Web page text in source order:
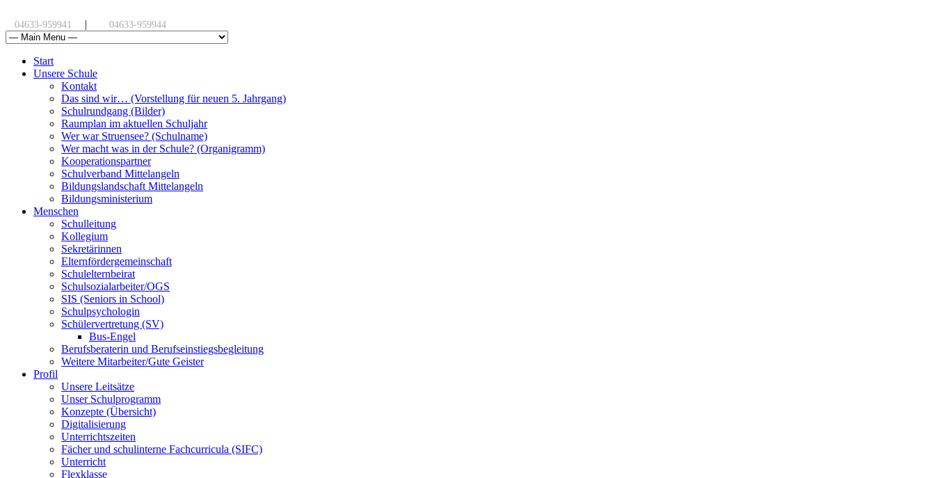
04633-959941 | 04633-959944
Start
Unsere Schule
Kontakt
Das sind wir… (Vorstellung für neuen 5. Jahrgang)
Schulrundgang (Bilder)
Raumplan im aktuellen Schuljahr
Wer war Struensee? (Schulname)
Wer macht was in der Schule? (Organigramm)
Kooperationspartner
Schulverband Mittelangeln
Bildungslandschaft Mittelangeln
Bildungsministerium
Menschen
Schulleitung
Kollegium
Sekretärinnen
Elternfördergemeinschaft
Schulelternbeirat
Schulsozialarbeiter/OGS
SIS (Seniors in School)
Schulpsychologin
Schülervertretung (SV)
Bus-Engel
Berufsberaterin und Berufseinstiegsbegleitung
Weitere Mitarbeiter/Gute Geister
Profil
Unsere Leitsätze
Unser Schulprogramm
Konzepte (Übersicht)
Digitalisierung
Unterrichtszeiten
Fächer und schulinterne Fachcurricula (SIFC)
Unterricht
Flexklasse